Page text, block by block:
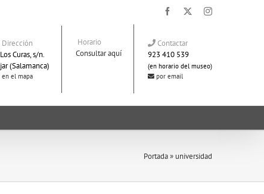
Facebook Instagram
Dirección
Curas, s/n.
(Salamanca)
en el mapa
Horario
Consultar aquí
Contactar
923 410 539
(en horario del museo)
por email
Portada» universidad